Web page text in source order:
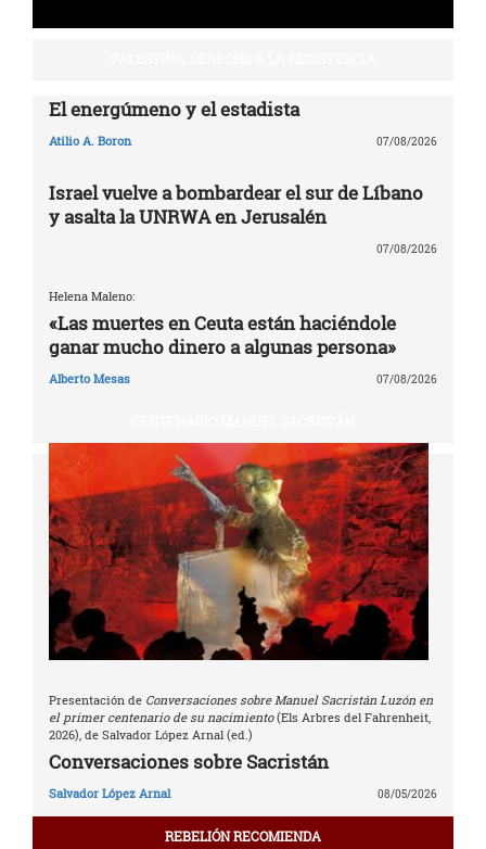
El energúmeno y el estadista
Atilio A. Boron 07/08/2026
Israel vuelve a bombardear el sur de Líbano
y asalta la UNRWA en Jerusalén
07/08/2026
Helena Maleno:
«Las muertes en Ceuta están haciéndole
ganar mucho dinero a algunas persona»
Alberto Mesas 07/08/2026
Presentación de Conversaciones sobre Manuel Sacristán Luzón en
el primer centenario de su nacimiento(Els Arbres del Fahrenheit,
2026), de Salvador López Arnal (ed.)
Conversaciones sobre Sacristán
Salvador López Arnal 08/05/2026
REBELIÓN RECOMIENDA